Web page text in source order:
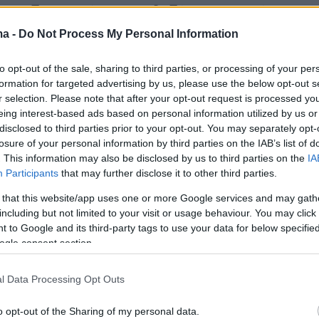
- Do Not Process My Personal Information
opt-out of the sale, sharing to third parties, or processing of your
for targeted advertising by us, please use the below opt-out
selection. Please note that after your opt-out request is processed
interest-based ads based on personal information utilized by us
to third parties prior to your opt-out. You may separately
of your personal information by third parties on the IAB’s list of
This information may also be disclosed by us to third parties on the
Participants that may further disclose it to other third parties.
that this website/app uses one or more Google services and may
but not limited to your visit or usage behaviour. You may
to Google and its third-party tags to use your data for below
consent section.
Data Processing Opt Outs
opt-out of the Sharing of my personal data.
διανομή 51 φιαλιδίων κεταμίνης
τα δικαστικά έγγραφα, ο Φλέμινγκ βοήθησε
51 φιαλιδίων κεταμίνης προς τον Μάθιου
του 2023, συμπεριλαμβανομένης και της
τον θάνατό του.
διαδικασία σε ομοσπονδιακό
του Λος Άντζελες, ο Φλέμινγκ δήλωσε στη
τον οποίο δεν μπορώ να ξυπνήσω. Με
τα λάθη που έκανα».
την ανακοίνωση της ποινής του, είχε
στο δικαστήριο, στην οποία